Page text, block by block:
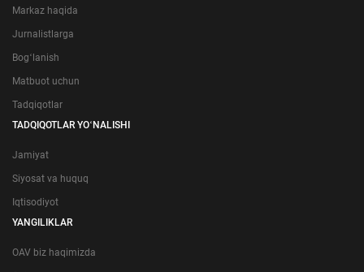
Markaz haqida
Jurnalistlarga
Bogʻlanish
Matbuot uchun
Tadqiqotlar
TADQIQOTLAR YOʻNALISHI
Jamiyat
Siyosat va huquq
Iqtisodiyot
YANGILIKLAR
OAV biz haqimizda